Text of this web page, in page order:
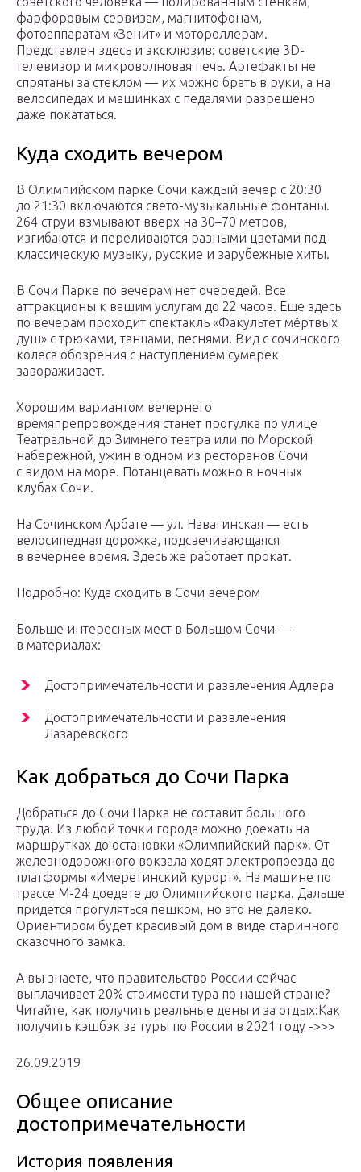
фарфоровым сервизам, магнитофонам,
фотоаппаратам «Зенит» и мотороллерам.
Представлен здесь и эксклюзив: советские 3D-
телевизор и микроволновая печь. Артефакты не
спрятаны за стеклом — их можно брать в руки, а на
велосипедах и машинках с педалями разрешено
даже покататься.
Куда сходить вечером
В Олимпийском парке Сочи каждый вечер с 20:30
до 21:30 включаются свето-музыкальные фонтаны.
264 струи взмывают вверх на 30–70 метров,
изгибаются и переливаются разными цветами под
классическую музыку, русские и зарубежные хиты.
В Сочи Парке по вечерам нет очередей. Все
аттракционы к вашим услугам до 22 часов. Еще здесь
по вечерам проходит спектакль «Факультет мёртвых
душ» с трюками, танцами, песнями. Вид с сочинского
колеса обозрения с наступлением сумерек
завораживает.
Хорошим вариантом вечернего
времяпрепровождения станет прогулка по улице
Театральной до Зимнего театра или по Морской
набережной, ужин в одном из ресторанов Сочи
с видом на море. Потанцевать можно в ночных
клубах Сочи.
На Сочинском Арбате — ул. Навагинская — есть
велосипедная дорожка, подсвечивающаяся
в вечернее время. Здесь же работает прокат.
Подробно: Куда сходить в Сочи вечером
Больше интересных мест в Большом Сочи —
в материалах:
Достопримечательности и развлечения Адлера
Достопримечательности и развлечения
Лазаревского
Как добраться до Сочи Парка
Добраться до Сочи Парка не составит большого
труда. Из любой точки города можно доехать на
маршрутках до остановки «Олимпийский парк». От
железнодорожного вокзала ходят электропоезда до
платформы «Имеретинский курорт». На машине по
трассе М-24 доедете до Олимпийского парка. Дальше
придется прогуляться пешком, но это не далеко.
Ориентиром будет красивый дом в виде старинного
сказочного замка.
А вы знаете, что правительство России сейчас
выплачивает 20% стоимости тура по нашей стране?
Читайте, как получить реальные деньги за отдых:Как
получить кэшбэк за туры по России в 2021 году ->>>
26.09.2019
Общее описание
достопримечательности
История появления